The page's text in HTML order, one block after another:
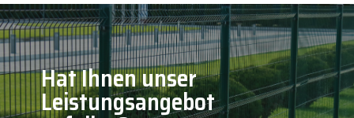
Hat Ihnen unser
Leistungsangebot